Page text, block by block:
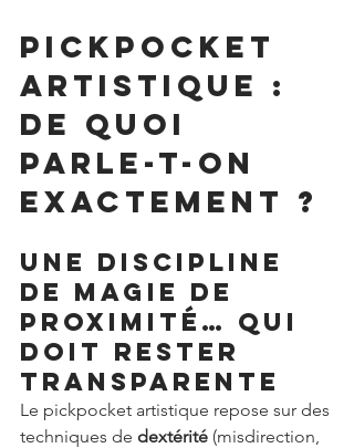
Pickpocket
artistique :
de quoi
parle-t-on
exactement ?
Une discipline
de magie de
proximité… qui
doit rester
transparente
Le pickpocket artistique repose sur des
techniques de dextérité (misdirection,